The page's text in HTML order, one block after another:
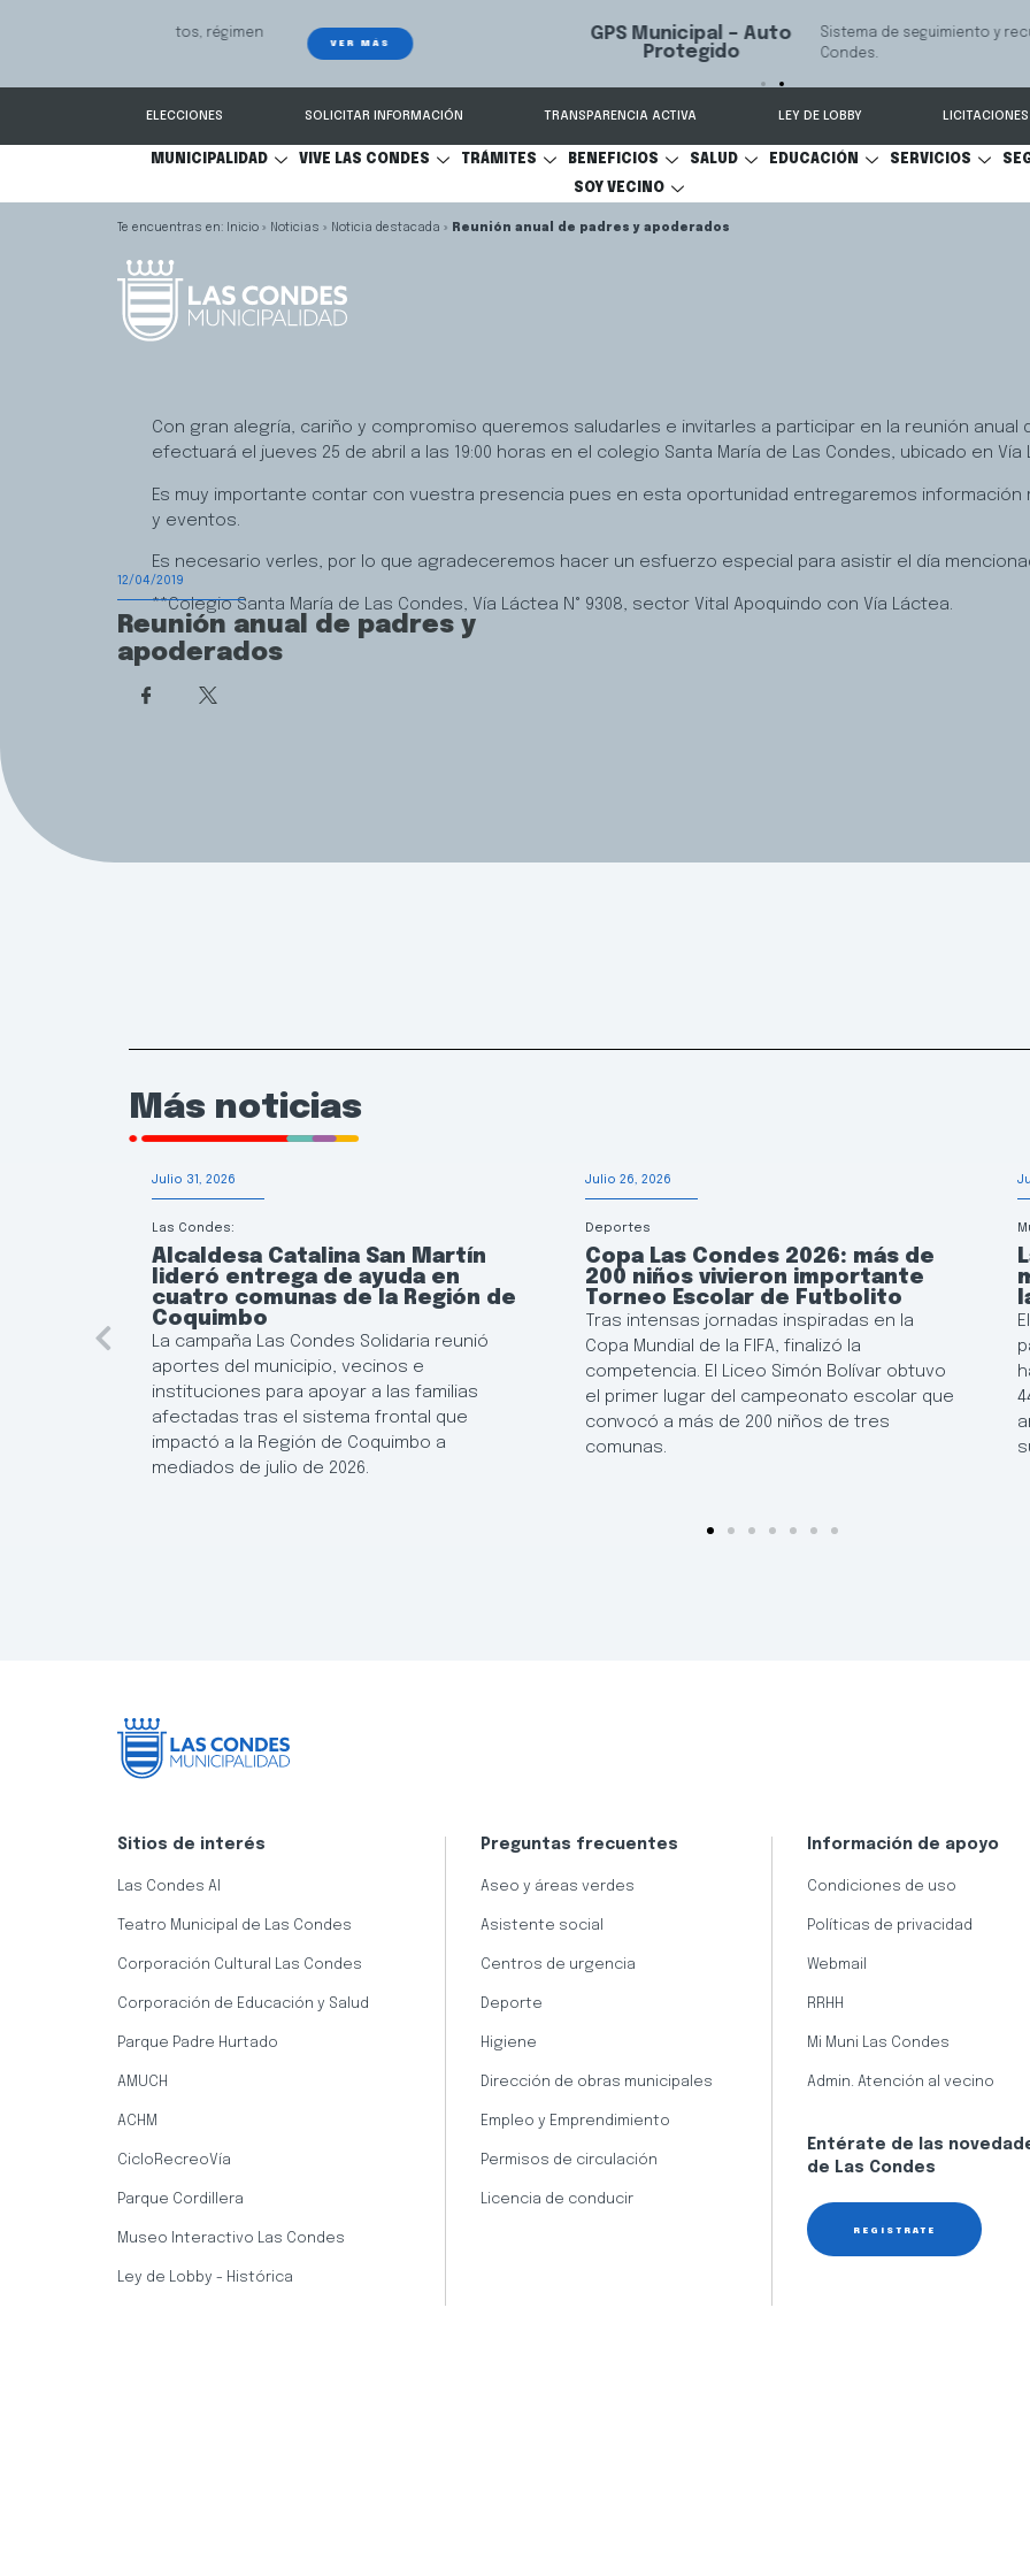
GPS Municipal – Auto
Protegido
Sistema de seguimiento y recuperación de vehículos, conectado 24/7 a Seguridad
ELECCIONES SOLICITAR INFORMACIÓN TRANSPARENCIA ACTIVA LEY DE LOBBY LICITACIONES
MUNICIPALIDAD VIVE LAS CONDES TRÁMITES BENEFICIOS SALUD EDUCACIÓN SERVICIOS
SOY VECINO
Inicio » Noticias » Noticia destacada » Reunión anual de padres y apoderados
12/04/2019
Reunión anual de padres y
apoderados
Con gran alegría, cariño y compromiso queremos saludarles e invitarles a participar en la reunión
efectuará el jueves 25 de abril a las 19:00 horas en el colegio Santa María de Las Condes, ubicado en Vía
Es muy importante contar con vuestra presencia pues en esta oportunidad entregaremos
y eventos.
Es necesario verles, por lo que agradeceremos hacer un esfuerzo especial para asistir el día
**Colegio Santa María de Las Condes, Vía Láctea N° 9308, sector Vital Apoquindo con Vía Láctea.
Más noticias
Julio 31, 2026
Las Condes:
Alcaldesa Catalina San Martín
lideró entrega de ayuda en
cuatro comunas de la Región de
Coquimbo
La campaña Las Condes Solidaria reunió
aportes del municipio, vecinos e
instituciones para apoyar a las familias
afectadas tras el sistema frontal que
impactó a la Región de Coquimbo a
mediados de julio de 2026.
Julio 26, 2026
Deportes
Copa Las Condes 2026: más de
200 niños vivieron importante
Torneo Escolar de Futbolito
Tras intensas jornadas inspiradas en la
Copa Mundial de la FIFA, finalizó la
competencia. El Liceo Simón Bolívar obtuvo
el primer lugar del campeonato escolar que
convocó a más de 200 niños de tres
comunas.
Sitios de interés
Las Condes AI
Teatro Municipal de Las Condes
Corporación Cultural Las Condes
Corporación de Educación y Salud
Parque Padre Hurtado
AMUCH
ACHM
CicloRecreoVía
Parque Cordillera
Museo Interactivo Las Condes
Ley de Lobby - Histórica
Preguntas frecuentes
Aseo y áreas verdes
Asistente social
Centros de urgencia
Deporte
Higiene
Dirección de obras municipales
Empleo y Emprendimiento
Permisos de circulación
Licencia de conducir
Información de apoyo
Condiciones de uso
Políticas de privacidad
Webmail
RRHH
Mi Muni Las Condes
Admin. Atención al vecino
Entérate de las
de Las Condes
REGÍSTRATE